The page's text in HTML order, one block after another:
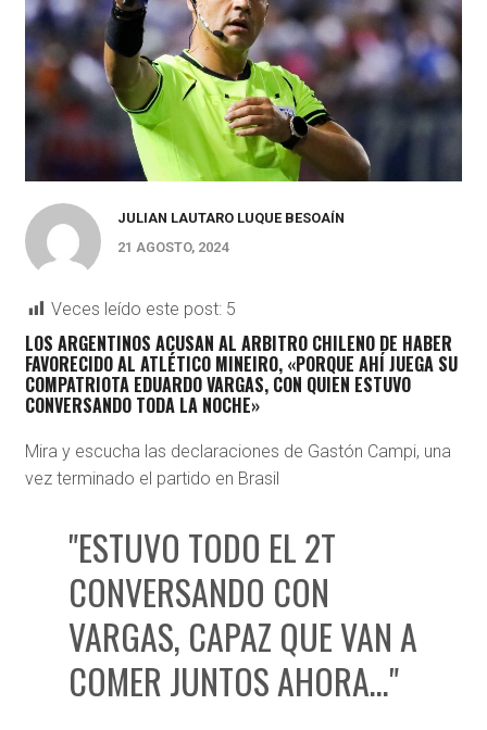
JULIAN LAUTARO LUQUE BESOAÍN
21 AGOSTO, 2024
Veces leído este post: 5
LOS ARGENTINOS ACUSAN AL ARBITRO CHILENO DE HABER
FAVORECIDO AL ATLÉTICO MINEIRO, «PORQUE AHÍ JUEGA SU
COMPATRIOTA EDUARDO VARGAS, CON QUIEN ESTUVO
CONVERSANDO TODA LA NOCHE»
Mira y escucha las declaraciones de Gastón Campi, una
vez terminado el partido en Brasil
"ESTUVO TODO EL 2T
CONVERSANDO CON
VARGAS, CAPAZ QUE VAN A
COMER JUNTOS AHORA…"